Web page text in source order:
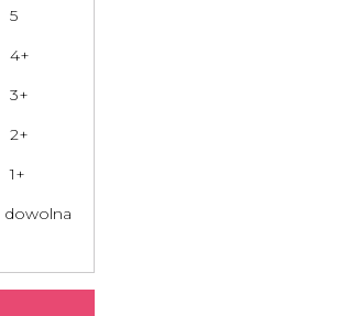
5
4+
3+
2+
1+
dowolna